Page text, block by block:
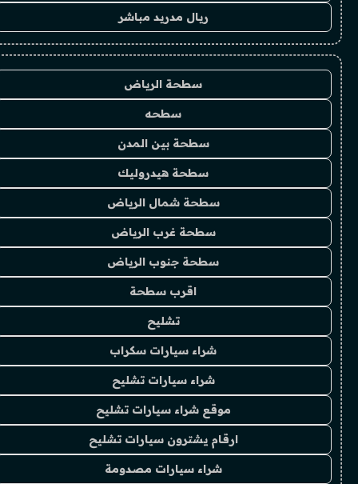
ريال مدريد مباشر
سطحة الرياض
سطحه
سطحة بين المدن
سطحة هيدروليك
سطحة شمال الرياض
سطحة غرب الرياض
سطحة جنوب الرياض
اقرب سطحة
تشليح
شراء سيارات سكراب
شراء سيارات تشليح
موقع شراء سيارات تشليح
ارقام يشترون سيارات تشليح
شراء سيارات مصدومة